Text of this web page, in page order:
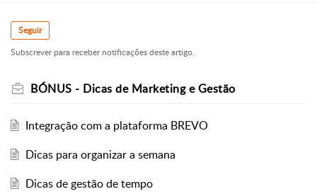
Seguir
Subscrever para receber notificações deste artigo.
BÓNUS - Dicas de Marketing e Gestão
Integração com a plataforma BREVO
Dicas para organizar a semana
Dicas de gestão de tempo